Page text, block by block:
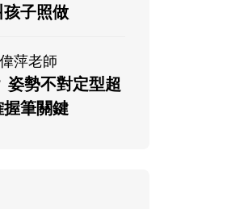
子照做
萍老師
姿勢不對定型超
筆關鍵